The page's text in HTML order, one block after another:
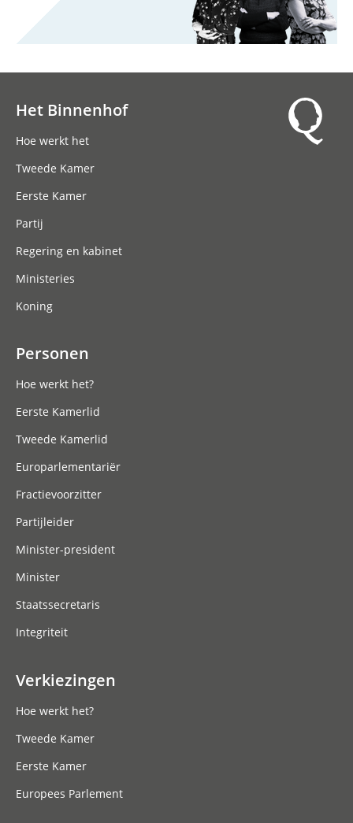
Het Binnenhof
Hoe werkt het
Tweede Kamer
Eerste Kamer
Partij
Regering en kabinet
Ministeries
Koning
Personen
Hoe werkt het?
Eerste Kamerlid
Tweede Kamerlid
Europarlementariër
Fractievoorzitter
Partijleider
Minister-president
Minister
Staatssecretaris
Integriteit
Verkiezingen
Hoe werkt het?
Tweede Kamer
Eerste Kamer
Europees Parlement